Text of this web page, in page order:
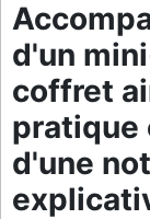
d'un
coffret
pratique
d'une